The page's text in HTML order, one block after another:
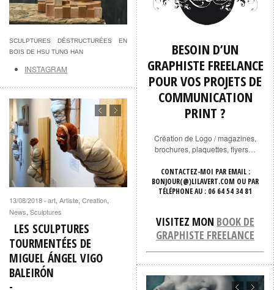
BESOIN D’UN
GRAPHISTE FREELANCE
POUR VOS PROJETS DE
COMMUNICATION
PRINT ?
Création de Logo / magazines,
brochures, plaquettes, flyers…
CONTACTEZ-MOI PAR EMAIL:
BONJOUR(@)LILAVERT.COM OU PAR
TÉLÉPHONE AU : 06 64 54 34 81
VISITEZ MON BOOK DE
GRAPHISTE FREELANCE
SCULPTURES DÉSTRUCTURÉES EN
BOIS DE HSU TUNG HAN
INSTAGRAM
13/08/2018 · art, Artiste, Creation,
News, Sculptures
LES SCULPTURES
TOURMENTÉES DE
MIGUEL ÁNGEL VIGO
BALEIRÓN